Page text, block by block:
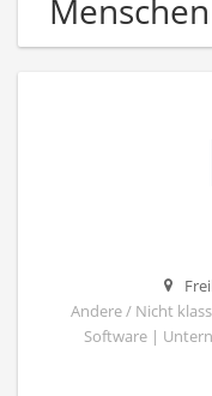
Andere / Nicht
Software |